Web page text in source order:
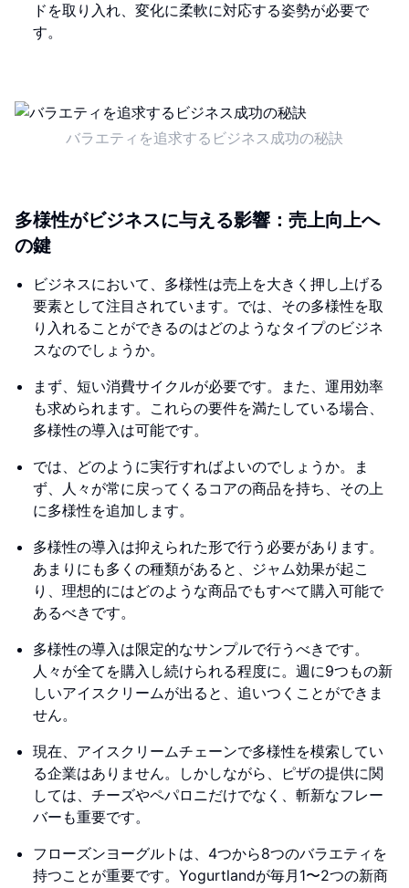
ドを取り入れ、変化に柔軟に対応する姿勢が必要で
す。
バラエティを追求するビジネス成功の秘訣
多様性がビジネスに与える影響：売上向上へ
の鍵
ビジネスにおいて、多様性は売上を大きく押し上げる
要素として注目されています。では、その多様性を取
り入れることができるのはどのようなタイプのビジネ
スなのでしょうか。
まず、短い消費サイクルが必要です。また、運用効率
も求められます。これらの要件を満たしている場合、
多様性の導入は可能です。
では、どのように実行すればよいのでしょうか。ま
ず、人々が常に戻ってくるコアの商品を持ち、その上
に多様性を追加します。
多様性の導入は抑えられた形で行う必要があります。
あまりにも多くの種類があると、ジャム効果が起こ
り、理想的にはどのような商品でもすべて購入可能で
あるべきです。
多様性の導入は限定的なサンプルで行うべきです。
人々が全てを購入し続けられる程度に。週に9つもの新
しいアイスクリームが出ると、追いつくことができま
せん。
現在、アイスクリームチェーンで多様性を模索してい
る企業はありません。しかしながら、ピザの提供に関
しては、チーズやペパロニだけでなく、斬新なフレー
バーも重要です。
フローズンヨーグルトは、4つから8つのバラエティを
持つことが重要です。Yogurtlandが毎月1〜2つの新商